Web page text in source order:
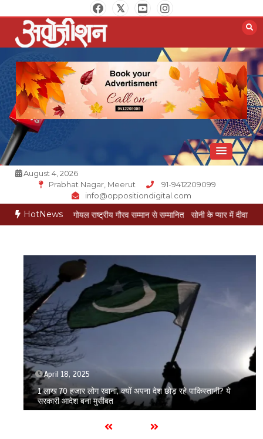
to
content
Opposition Digital
August 4, 2026
Prabhat Nagar, Meerut
91-9412209099
info@oppositiondigital.com
HotNews
मुकेश गोयल राष्ट्रीय गौरव सम्मान से सम्मानित सोनी के प्यार में दीवानी सीता पहुंची मेरठ
April 18, 2025
1 लाख 70 हजार लोग रवाना, क्यों अपना देश छोड़ रहे पाकिस्तानी? ये
सरकारी आदेश बना मुसीबत